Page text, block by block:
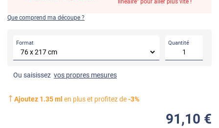
linéaire" pour aller plus vite !
Que comprend ma découpe ?
Format Quantité
Ou saisissez vos propres mesures
Ajoutez 1.35ml en plus et profitez de-3%
91 ,10 €